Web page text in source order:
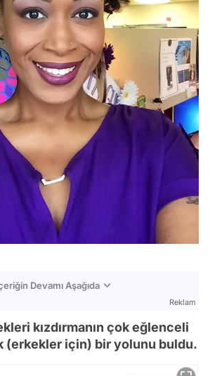
Devamı Aşağıda
Reklam
kızdırmanın çok eğlenceli
(erkekler için) bir yolunu buldu.